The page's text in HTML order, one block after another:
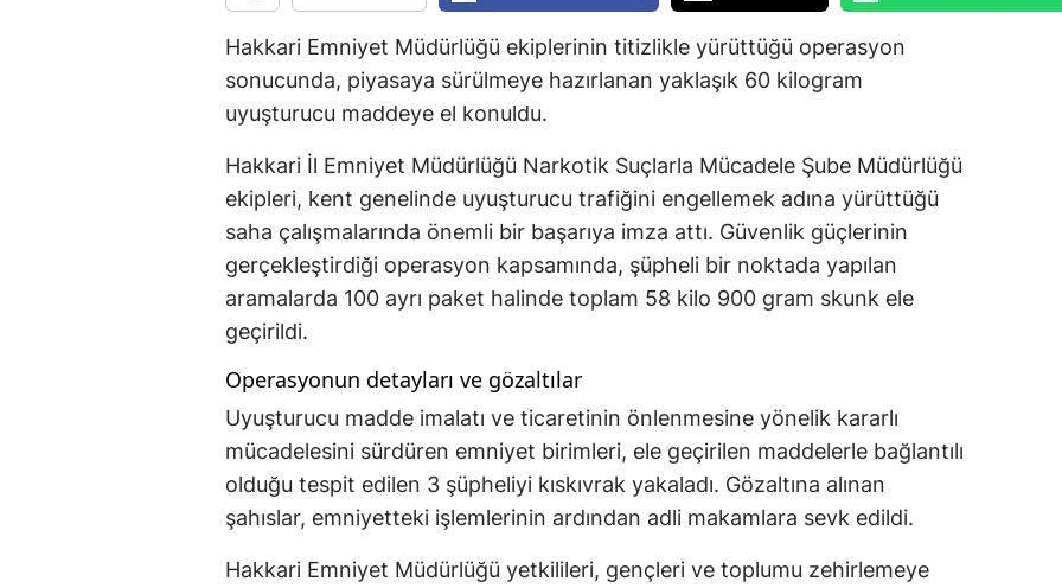
Hakkari Emniyet Müdürlüğü ekiplerinin titizlikle yürüttüğü operasyon
sonucunda, piyasaya sürülmeye hazırlanan yaklaşık 60 kilogram
uyuşturucu maddeye el konuldu.
Hakkari İl Emniyet Müdürlüğü Narkotik Suçlarla Mücadele Şube Müdürlüğü
ekipleri, kent genelinde uyuşturucu trafiğini engellemek adına yürüttüğü
saha çalışmalarında önemli bir başarıya imza attı. Güvenlik güçlerinin
gerçekleştirdiği operasyon kapsamında, şüpheli bir noktada yapılan
aramalarda 100 ayrı paket halinde toplam 58 kilo 900 gram skunk ele
geçirildi.
Operasyonun detayları ve gözaltılar
Uyuşturucu madde imalatı ve ticaretinin önlenmesine yönelik kararlı
mücadelesini sürdüren emniyet birimleri, ele geçirilen maddelerle bağlantılı
olduğu tespit edilen 3 şüpheliyi kıskıvrak yakaladı. Gözaltına alınan
şahıslar, emniyetteki işlemlerinin ardından adli makamlara sevk edildi.
Hakkari Emniyet Müdürlüğü yetkilileri, gençleri ve toplumu zehirlemeye